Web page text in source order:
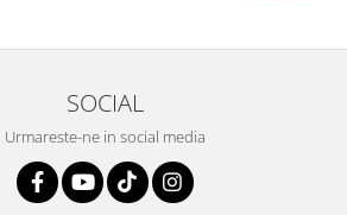
SOCIAL
Urmareste-ne in social media